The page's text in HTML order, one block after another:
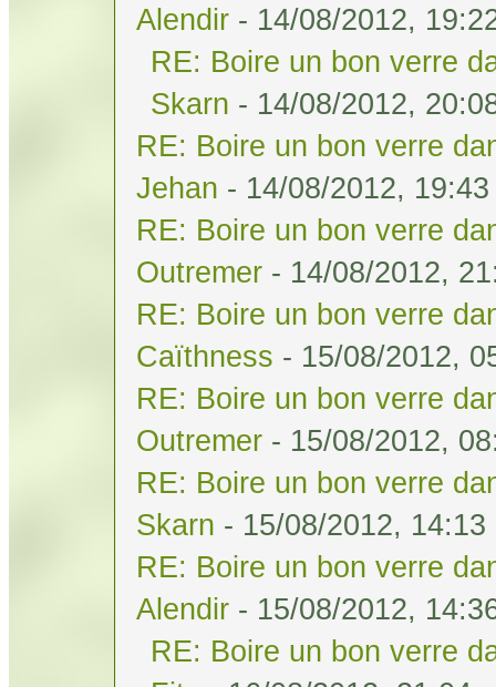
Alendir - 14/08/2012,
RE: Boire un bon verre
Skarn - 14/08/2012,
RE: Boire un bon verre
Jehan - 14/08/2012, 19:43
RE: Boire un bon verre
Outremer - 14/08/2012,
RE: Boire un bon verre
Caïthness - 15/08/2012,
RE: Boire un bon verre
Outremer - 15/08/2012,
RE: Boire un bon verre
Skarn - 15/08/2012, 14:13
RE: Boire un bon verre
Alendir - 15/08/2012,
RE: Boire un bon verre